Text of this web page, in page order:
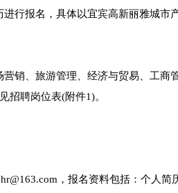
行报名，具体以宜宾高新丽雅城市
销、旅游管理、经济与贸易、工商
招聘岗位表(附件1)。
，报名资料包括：个人简